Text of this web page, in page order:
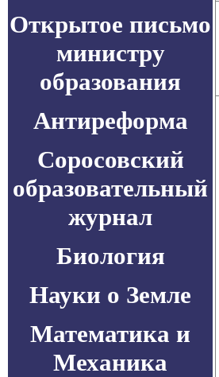
Открытое письмо
министру
образования
Антиреформа
Соросовский
образовательный
журнал
Биология
Науки о Земле
Математика и
Механика